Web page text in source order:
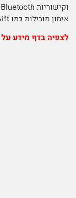
אימון מובילות כמו Zwift ו-Kinomap.
לצפיה בדף מידע על